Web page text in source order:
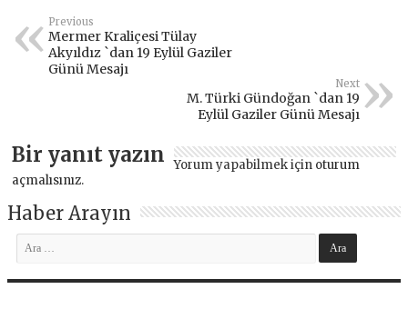
Previous
Mermer Kraliçesi Tülay
Akyıldız `dan 19 Eylül Gaziler
Günü Mesajı
Next
M. Türki Gündoğan `dan 19
Eylül Gaziler Günü Mesajı
Bir yanıt yazın Yorum yapabilmek için oturum
açmalısınız.
Haber Arayın